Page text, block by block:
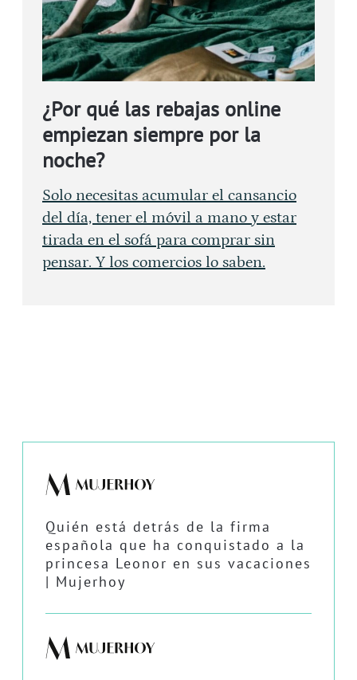
¿Por qué las rebajas online
empiezan siempre por la
noche?
Solo necesitas acumular el cansancio
del día, tener el móvil a mano y estar
tirada en el sofá para comprar sin
pensar. Y los comercios lo saben.
Quién está detrás de la firma
española que ha conquistado a la
princesa Leonor en sus vacaciones
| Mujerhoy